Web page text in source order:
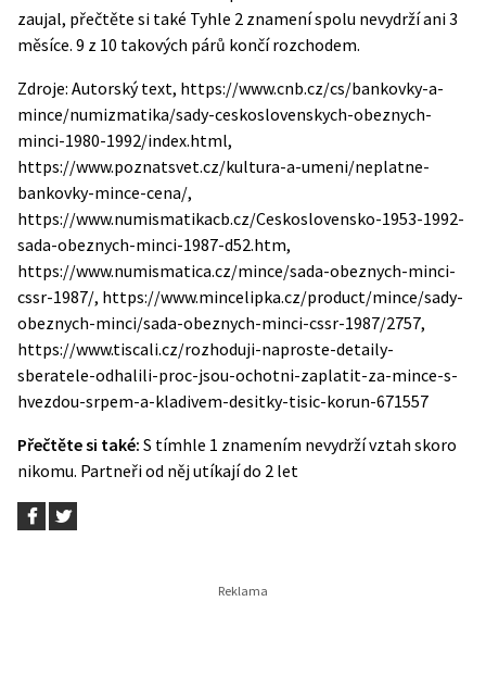
zaujal, přečtěte si také Tyhle 2 znamení spolu nevydrží ani 3
měsíce. 9 z 10 takových párů končí rozchodem.
Zdroje: Autorský text, https://www.cnb.cz/cs/bankovky-a-
mince/numizmatika/sady-ceskoslovenskych-obeznych-
minci-1980-1992/index.html,
https://www.poznatsvet.cz/kultura-a-umeni/neplatne-
bankovky-mince-cena/,
https://www.numismatikacb.cz/Ceskoslovensko-1953-1992-
sada-obeznych-minci-1987-d52.htm,
https://www.numismatica.cz/mince/sada-obeznych-minci-
cssr-1987/, https://www.mincelipka.cz/product/mince/sady-
obeznych-minci/sada-obeznych-minci-cssr-1987/2757,
https://www.tiscali.cz/rozhoduji-naproste-detaily-
sberatele-odhalili-proc-jsou-ochotni-zaplatit-za-mince-s-
hvezdou-srpem-a-kladivem-desitky-tisic-korun-671557
Přečtěte si také: S tímhle 1 znamením nevydrží vztah skoro
nikomu. Partneři od něj utíkají do 2 let